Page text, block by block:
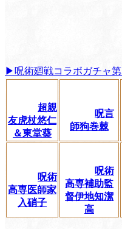
▶呪術廻戦コラボガチャ第
超親
友虎杖悠仁
＆東堂葵
呪言
師狗巻棘
呪術
高専医師家
入硝子
呪術
高専補助監
督伊地知潔
高